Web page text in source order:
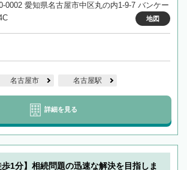
0002 愛知県名古屋市中区丸の内1-9-7 バンケー
地図
名古屋市 名古屋駅
詳細を見る
歩1分】相続問題の迅速な解決を目指しま